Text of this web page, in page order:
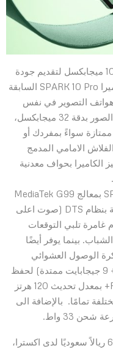
تم تجهيز SPARK 20 Pro، بكاميرا بدقة 108 ميجابكسل لتقديم جودة
صور مفعمة، تم ترقيتها بشكل كبير من كاميرا SPARK 10 Pro السابقة
هواتف التصوير في نفس
الفئة السعرية. كما تدعم الكاميرا الأمامية الصور بدقة 32 ميجابكسل،
سواءً بمفردك أو
الامامي المدمج
الكاميرا بحواف معدنية
علاوةً على ذلك، يأتي هاتف SPARK 20 Pro بمعالج MediaTek G99
Ultra Boost، مع سماعات استريو مزدوجة بنظام DTS (صوت اعلى
غامرة تلبي التوقعات
بينما يوفر أيضًا
جيجابايت وذاكرة الوصول العشوائي
(RAM) بسعة 21 جيجابايت (12 جيجابايت + 9 جيجابايت ممتدة) لحفظ
جميع الذكريات الرائعة. وشاشة 6.78 FHD+ بمعدل تحديث 120 هرتز
تمامًا. بالإضافة الى
يتوفر SPARK20 Pro بسعر مغري يبلغ 649 ريالاً سعوديًا لدى اكسترا،